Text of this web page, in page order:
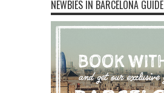
NEWBIES IN BARCELONA GUIDE